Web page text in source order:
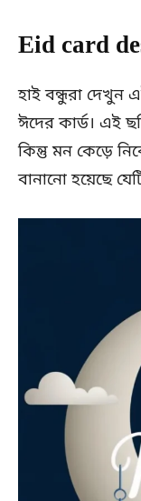
Eid card
হাই বন্ধুরা দেখুন
ঈদের কার্ড। এই
কিন্তু মন কেড়ে
বানানো হয়েছে